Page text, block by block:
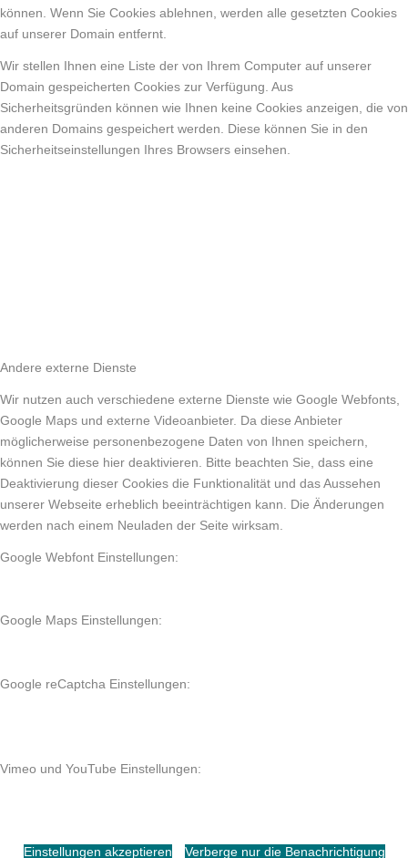
können. Wenn Sie Cookies ablehnen, werden alle gesetzten Cookies
auf unserer Domain entfernt.
Wir stellen Ihnen eine Liste der von Ihrem Computer auf unserer
Domain gespeicherten Cookies zur Verfügung. Aus
Sicherheitsgründen können wie Ihnen keine Cookies anzeigen, die von
anderen Domains gespeichert werden. Diese können Sie in den
Sicherheitseinstellungen Ihres Browsers einsehen.
Andere externe Dienste
Wir nutzen auch verschiedene externe Dienste wie Google Webfonts,
Google Maps und externe Videoanbieter. Da diese Anbieter
möglicherweise personenbezogene Daten von Ihnen speichern,
können Sie diese hier deaktivieren. Bitte beachten Sie, dass eine
Deaktivierung dieser Cookies die Funktionalität und das Aussehen
unserer Webseite erheblich beeinträchtigen kann. Die Änderungen
werden nach einem Neuladen der Seite wirksam.
Google Webfont Einstellungen:
Google Maps Einstellungen:
Google reCaptcha Einstellungen:
Vimeo und YouTube Einstellungen:
Einstellungen akzeptieren Verberge nur die Benachrichtigung